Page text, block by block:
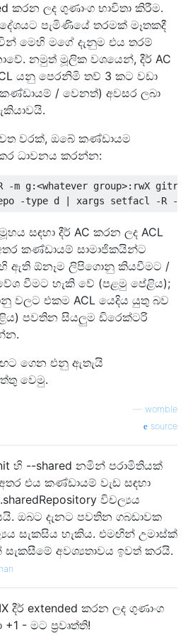
කරන ලද ගුණාංග භාවිතා කිරීම.
පැමිණියේ තරමක් මෑතකදී
මෙහි මගේ දැනුම එය තරම්
නමුත් මූලික වශයෙන්, දීර් AC
යනු පෙරනිමි තව් 3 කට වඩා
/ වෙනත්) අවසර ලබා
වරක්, ඔබේ කණ්ඩායම
ධාවනය කරන්න:
m g:<whatever group>:rwX
සඳහා දීර් AC කරන ලද ACL
කණ්ඩායම් සාමාජිකයින්ට
ඇති ඕනෑම ලිපිගොනු කියවීමට /
වීමට හැකි වේ (පළමු පේළිය);
වලට එකම ACL යෙදිය යුතු බව
පවතින සියලුම ඩිරෙක්ටරි
ගෙන එනු ඇතැයි
වෙමු.
womble
source
හි --shared නමින් පරාමිතියක්
එය කණ්ඩායම් වැඩ සඳහා
විචල්‍යය
ඔබට දැනට පවතින ගබඩාවක
සැකසිය හැකිය. එමඟින් උමාස්ක්
සැකසීමේ අවශ්‍යතාවය ඉවත් කරයි.
දීර් extended කරන ලද ගුණාංග
+1 - මට ප්‍රවෘත්ති!